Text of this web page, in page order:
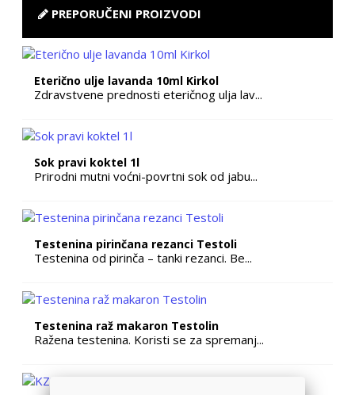
PREPORUČENI PROIZVODI
Eterično ulje lavanda 10ml Kirkol
Zdravstvene prednosti eteričnog ulja lav...
Sok pravi koktel 1l
Prirodni mutni voćni-povrtni sok od jabu...
Testenina pirinčana rezanci Testoli
Testenina od pirinča – tanki rezanci. Be...
Testenina raž makaron Testolin
Ražena testenina. Koristi se za spremanj...